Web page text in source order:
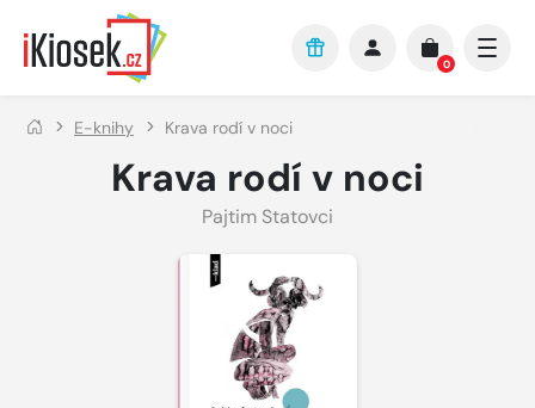
Přejít na hlavní obsah
0
E-knihy Krava rodí v noci
Krava rodí v noci
Pajtim Statovci